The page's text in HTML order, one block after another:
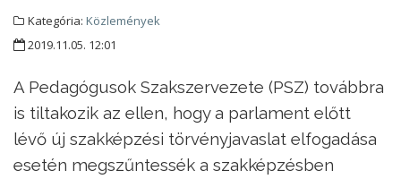
Kategória: Közlemények
2019.11.05. 12:01
A Pedagógusok Szakszervezete (PSZ) továbbra
is tiltakozik az ellen, hogy a parlament előtt
lévő új szakképzési törvényjavaslat elfogadása
esetén megszűntessék a szakképzésben